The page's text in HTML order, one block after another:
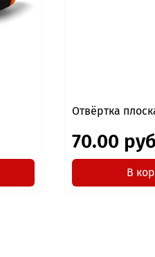
Отвёртка
70.00 руб
В